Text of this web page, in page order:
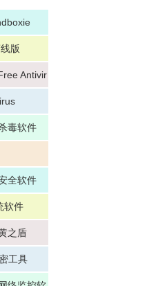
版
Antivir
us
毒软件
全软件
软件
之盾
工具